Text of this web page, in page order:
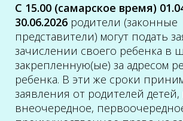
С 15.00 (самарское время)
30.06.2026 родители (законные
представители) могут подать
зачислении своего ребенка в
закрепленную(ые) за адресом
ребенка. В эти же сроки
заявления от родителей
внеочередное,